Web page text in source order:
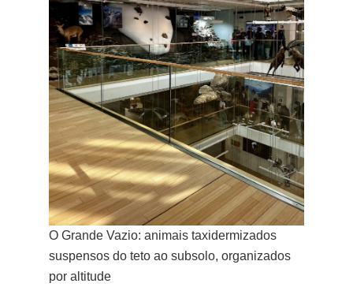
O Grande Vazio: animais taxidermizados
suspensos do teto ao subsolo, organizados
por altitude